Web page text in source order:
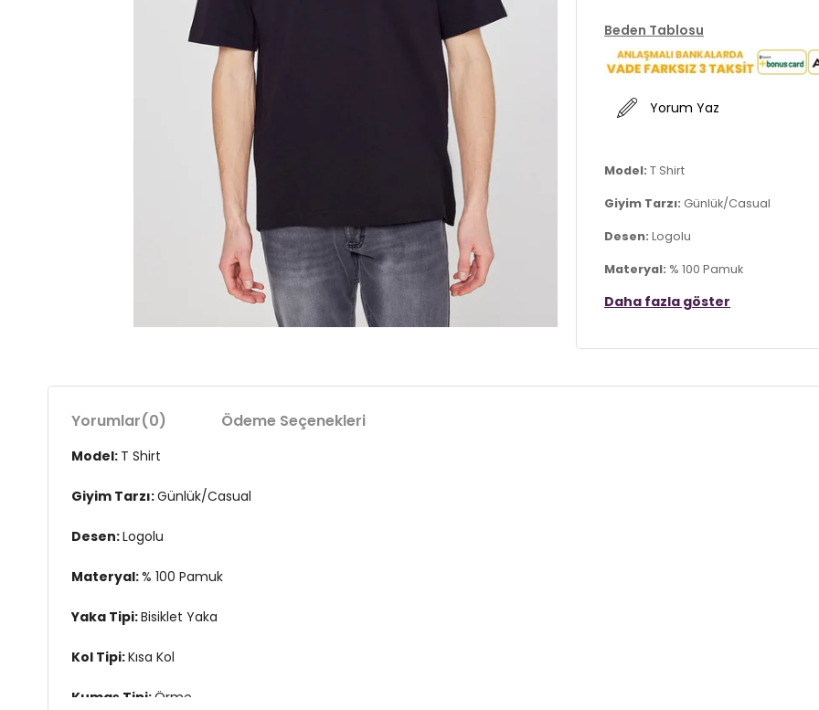
Beden Tablosu
Yorum Yaz
Model: T Shirt
Giyim Tarzı: Günlük/Casual
Desen: Logolu
Materyal: % 100 Pamuk
Yaka Tipi:Bisiklet Yaka
Daha fazla göster
Yorumlar(0) Ödeme Seçenekleri
Model: T Shirt
Giyim Tarzı:Günlük/Casual
Desen:Logolu
Materyal:% 100 Pamuk
Yaka Tipi:Bisiklet Yaka
Kol Tipi:Kısa Kol
Kumaş Tipi:Örme